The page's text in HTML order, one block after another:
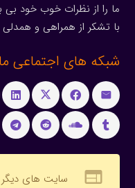
ما را از نظرات خوب خود بی
با تشکر از همراهی و همدلی
شبکه های اجتماعی ما
web سایت های دیگر CIS Group